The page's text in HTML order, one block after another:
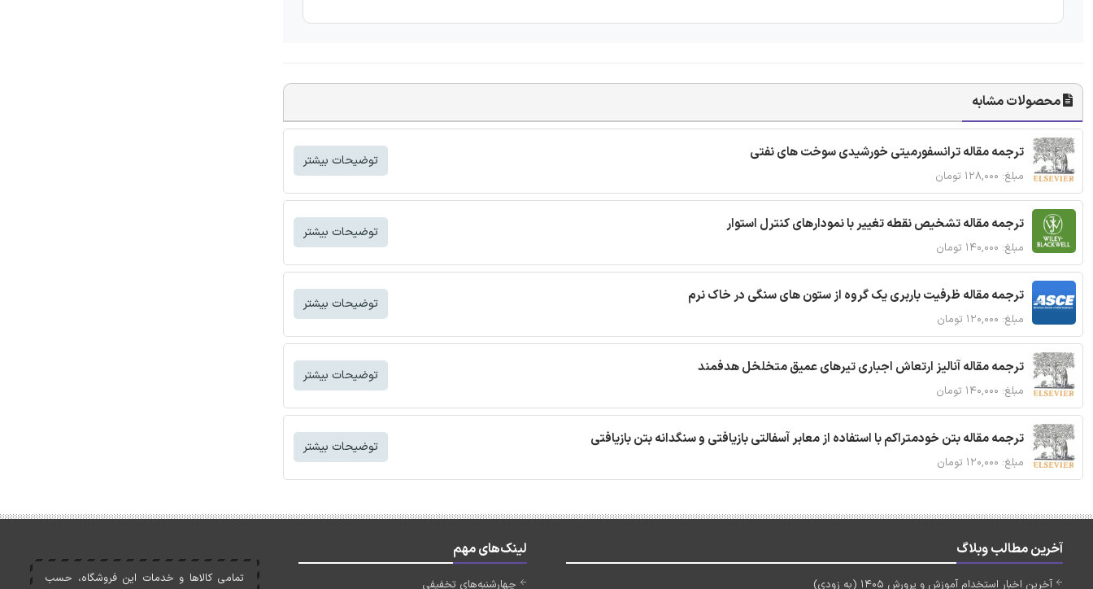
محصولات مشابه
ترجمه مقاله ترانسفورمیتی خورشیدی سوخت های نفتی
مبلغ: ۱۲۸,۰۰۰ تومان
توضیحات بیشتر
ترجمه مقاله تشخیص نقطه تغییر با نمودارهای کنترل استوار
مبلغ: ۱۴۰,۰۰۰ تومان
توضیحات بیشتر
ترجمه مقاله ظرفیت باربری یک گروه از ستون های سنگی در خاک نرم
مبلغ: ۱۲۰,۰۰۰ تومان
توضیحات بیشتر
ترجمه مقاله آنالیز ارتعاش اجباری تیرهای عمیق متخلخل هدفمند
مبلغ: ۱۴۰,۰۰۰ تومان
توضیحات بیشتر
ترجمه مقاله بتن خودمتراکم با استفاده از معابر آسفالتی بازیافتی و سنگدانه بتن بازیافتی
مبلغ: ۱۲۰,۰۰۰ تومان
توضیحات بیشتر
آخرین مطالب وبلاگ
آخرین اخبار استخدام آموزش و پرورش 1405 (به زودی)
لینک‌های مهم
چهارشنبه‌های تخفیفی
تمامی کالاها و خدمات اين فروشگاه، حسب